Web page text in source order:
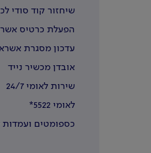
שיחזור קוד סודי
הפעלת כרטיס
עדכון מסגרת
אובדן מכשיר נייד
שירות לאומי 24/7
לאומי 5522*
כספומטים ועמדות